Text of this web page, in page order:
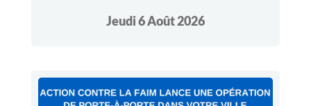
Jeudi 6 Août 2026